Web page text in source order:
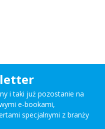
i taki już pozostanie na
e-bookami,
specjalnymi z branży